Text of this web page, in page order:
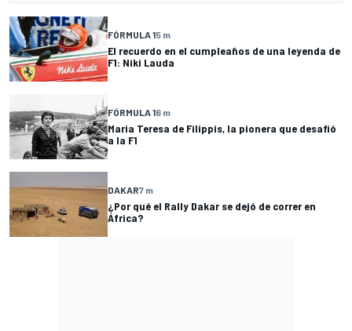
FÓRMULA 15 m
El recuerdo en el cumpleaños de una leyenda de
F1: Niki Lauda
FÓRMULA 16 m
Maria Teresa de Filippis, la pionera que desafió
a la F1
DAKAR7 m
¿Por qué el Rally Dakar se dejó de correr en
África?